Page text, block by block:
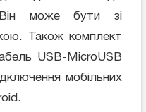
Він може бути зі
Також комплект
USB-MicroUSB
мобільних